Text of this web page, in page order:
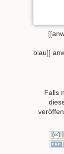
blau]]
Falls